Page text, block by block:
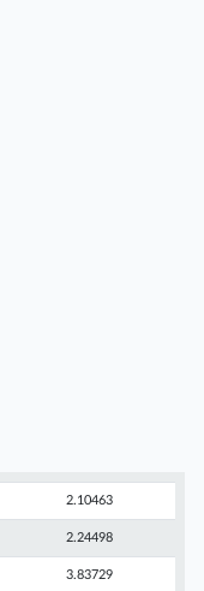
2.10463
2.24498
3.83729